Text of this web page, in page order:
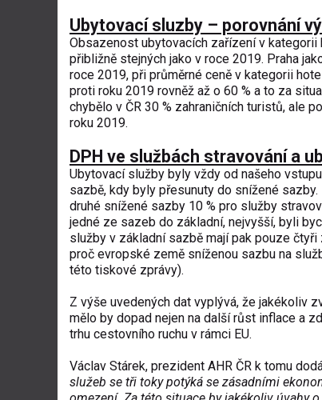
Ubytovací sluzby – porovnání
Obsazenost ubytovacích zařízení v kategorii
přibližně stejných jako v roce 2019. Praha
roce 2019, při průměrné ceně v kategorii
proti roku 2019 rovněž až o 60 % a to za
chybělo v ČR 30 % zahraničních turistů, ale
roku 2019.
DPH ve službách stravování a
Ubytovací služby byly vždy od našeho
sazbě, kdy byly přesunuty do snížené
druhé snížené sazby 10 % pro služby
jedné ze sazeb do základní, nejvyšší, byli
služby v základní sazbě mají pak pouze čtyři
proč evropské země sníženou sazbu na
této tiskové zprávy).
Z výše uvedených dat vyplývá, že jakékoliv
mělo by dopad nejen na další růst inflace a
trhu cestovního ruchu v rámci EU.
Václav Stárek, prezident AHR ČR k tomu
služeb se tři toky potýká se zásadními